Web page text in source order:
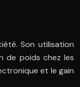
Son utilisation
de poids chez les
et le gain